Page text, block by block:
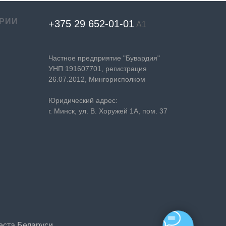
+375 29 652-01-01 А1
Частное предприятие "Бувардия"
УНП 191607701, регистрация
26.07.2012, Мингорисполком
Юридический адрес:
г. Минск, ул. В. Хоружей 1А, пом. 37